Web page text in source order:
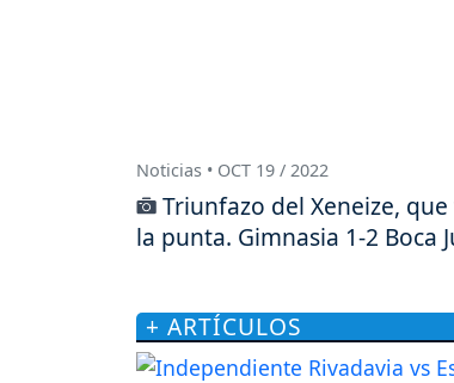
Noticias • OCT 19 / 2022
Triunfazo del Xeneize,
la punta. Gimnasia 1-2 Boca
+ ARTÍCULOS